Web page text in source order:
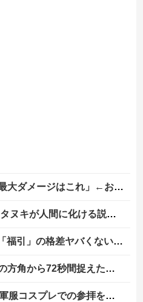
ージはこれ」←お前ら耐えられる？
人間に化ける説、これ多分マジ
引」の格差ヤバくない！？
い電波、50年間正体分からぬ「Wow！信号」他
コスプレでの参拝を禁止へ